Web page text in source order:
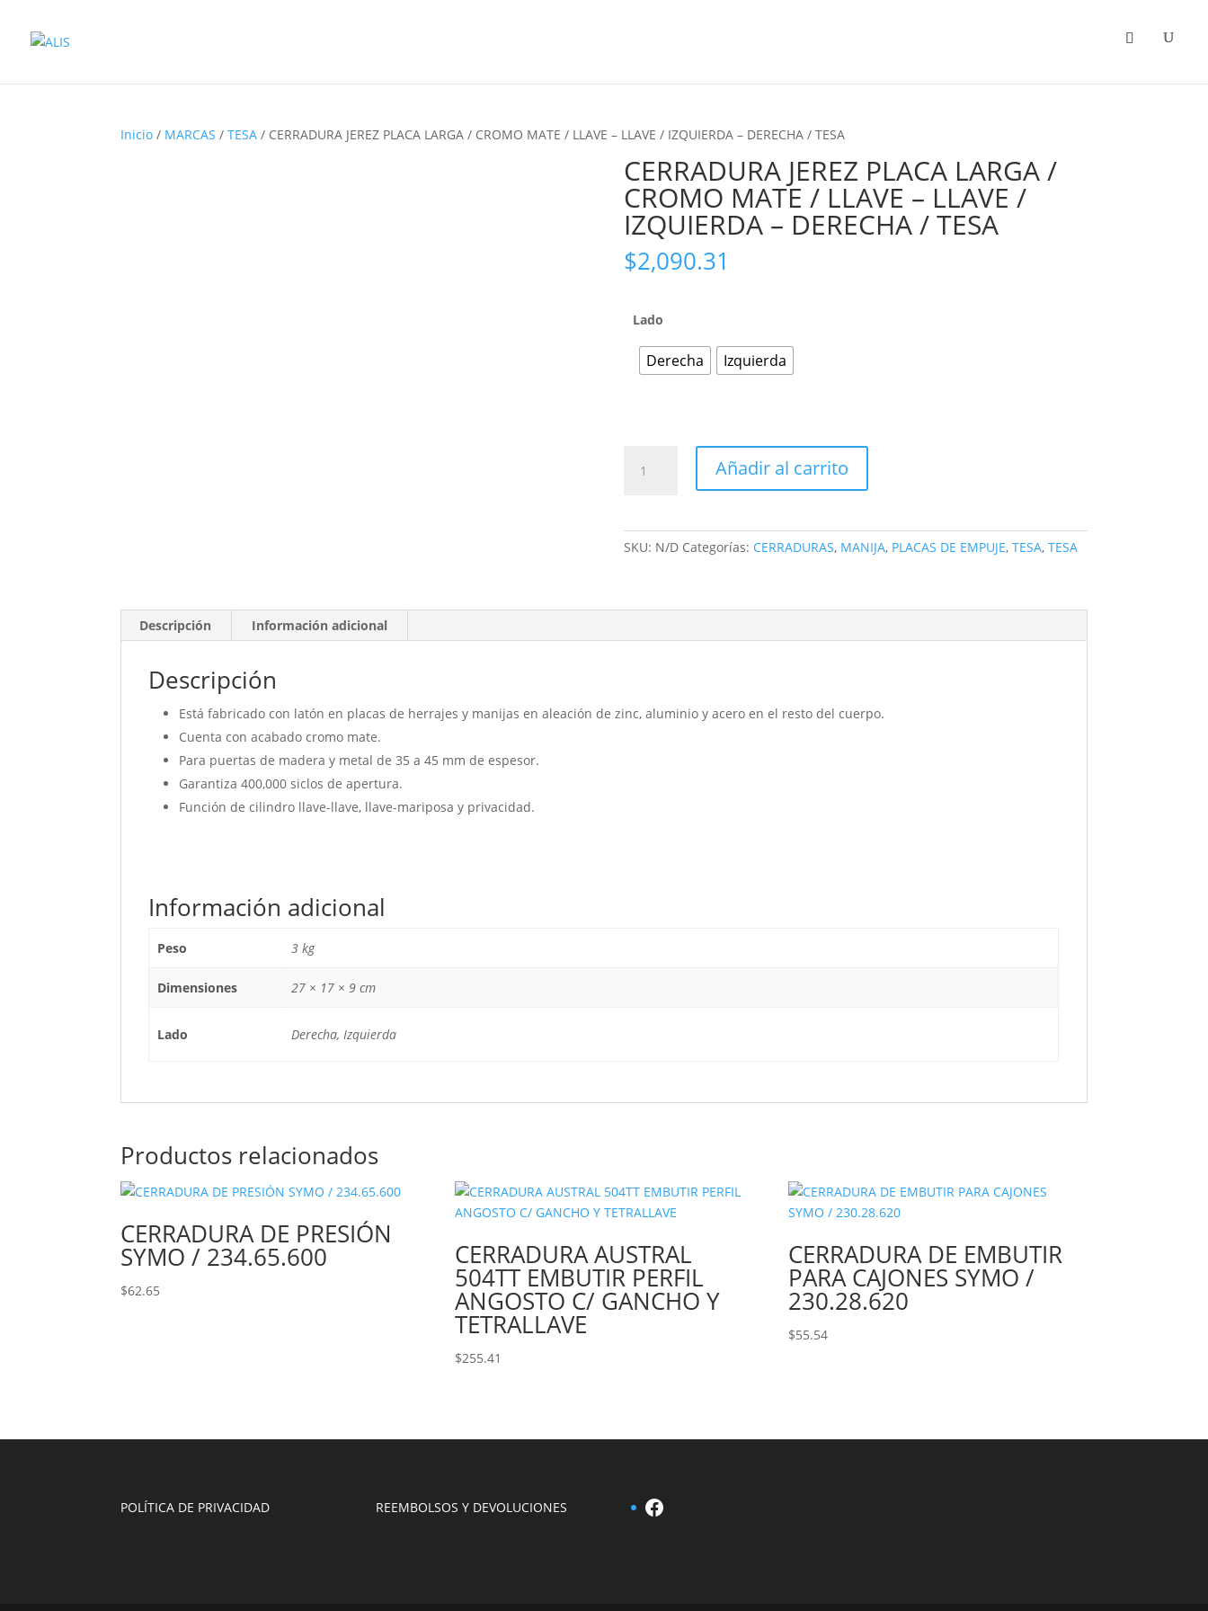
Inicio / MARCAS /TESA / CERRADURA JEREZ PLACA LARGA / CROMO MATE / LLAVE – LLAVE / IZQUIERDA – DERECHA / TESA
CERRADURA JEREZ PLACA LARGA /
CROMO MATE / LLAVE – LLAVE /
IZQUIERDA – DERECHA / TESA
$2,090.31
Lado
Derecha Izquierda
JEREZ
-
-
Añadir al carrito
SKU: N/D Categorías: CERRADURAS, MANIJA, PLACAS DE EMPUJE, TESA, TESA
Descripción Información adicional
Descripción
Está fabricado con latón en placas de herrajes y manijas en aleación de zinc, aluminio y acero en el resto del cuerpo.
Cuenta con acabado cromo mate.
Para puertas de madera y metal de 35 a 45 mm de espesor.
Garantiza 400,000 siclos de apertura.
Función de cilindro llave-llave, llave-mariposa y privacidad.
Información adicional
Peso 3 kg
Dimensiones 27 × 17 × 9 cm
Lado Derecha, Izquierda
Productos relacionados
CERRADURA DE PRESIÓN
SYMO / 234.65.600
$62.65
CERRADURA AUSTRAL
504TT EMBUTIR PERFIL
ANGOSTO C/ GANCHO Y
TETRALLAVE
$255.41
CERRADURA DE EMBUTIR
PARA CAJONES SYMO /
230.28.620
$55.54
POLÍTICA DE PRIVACIDAD REEMBOLSOS Y DEVOLUCIONES Facebook